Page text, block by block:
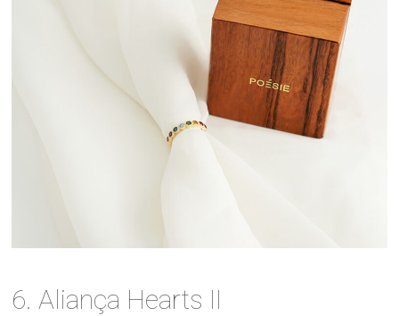
6. Aliança Hearts II